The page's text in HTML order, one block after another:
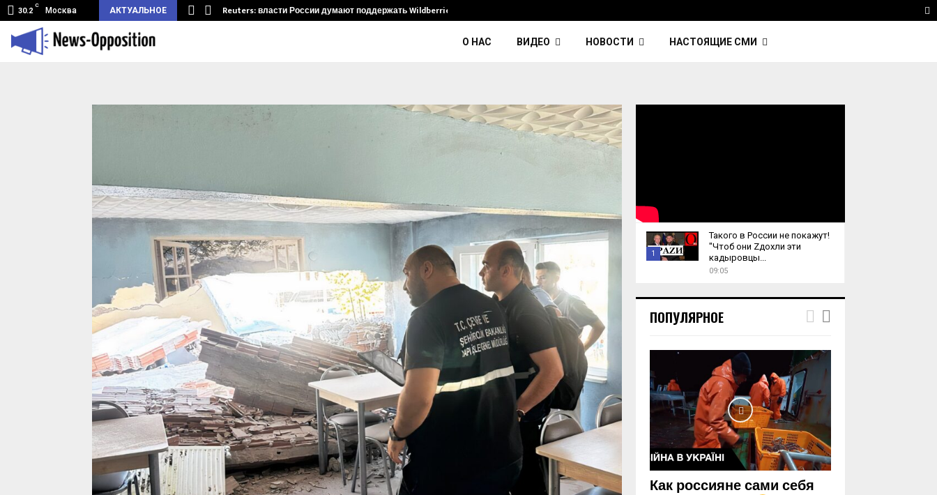
30.2
C
Москва АКТУАЛЬНОЕ
туннель из Беларуси.… Reuters: власти России думают поддержать Wildberries и его…
О НАС ВИДЕО НОВОСТИ НАСТОЯЩИЕ СМИ
1
u
m
u
b
e
Такого в России не покажут!
"Чтоб они Zдохли эти
кадыровцы...
09:05
ПОПУЛЯРНОЕ
Как россияне сами себя